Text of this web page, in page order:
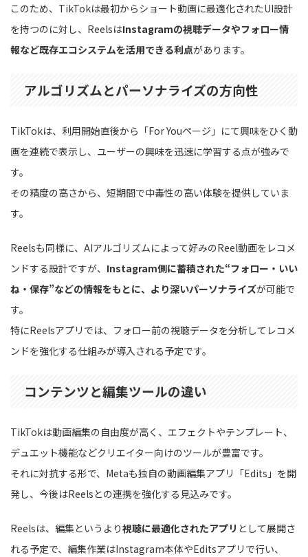
このため、TikTokは最初からショート動画に最適化されたUI設計
を持つのに対し、ReelsはInstagramの視聴データやフォロー情
報など既存エコシステムを活用できる利点があります。
アルゴリズムとパーソナライズの方向性
TikTokは、利用開始直後から「For Youページ」にて興味をひく動
画を連続で表示し、ユーザーの興味を迅速に学習する点が強みで
す。
その精度の高さから、短期間で中毒性の高い体験を提供していま
す。
Reelsも同様に、AIアルゴリズムによって好みのReel動画をレコメ
ンドする設計ですが、 Instagram側に蓄積された“フォロー・いい
ね・保存”などの情報をもとに、より深いパーソナライズが可能で
す。
特にReelsアプリでは、フォロー前の視聴データを分析してレコメ
ンドを強化する仕組みが導入される予定です。
コンテンツと編集ツールの違い
TikTokは動画編集の自由度が高く、エフェクトやテンプレート、
デュエット機能などクリエイター向けのツールが豊富です。
それに対抗する形で、Metaも独自の動画編集アプリ「Edits」を開
発し、今後はReelsとの連携を強化する見込みです。
Reelsは、編集というより視聴に最適化されたアプリ として展開さ
れる予定で、編集作業はInstagram本体やEditsアプリで行い、